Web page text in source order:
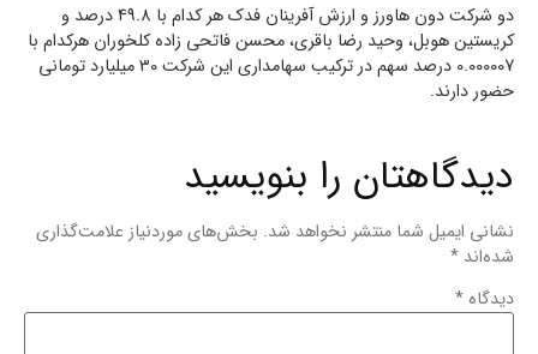
دو شرکت دون هاورز و ارزش آفرینان فدک هر کدام با 49.8 درصد و
کریستین هوبل، وحید رضا باقری، محسن فاتحی زاده کلخوران هرکدام با
0.000007 درصد سهم در ترکیب سهامداری این شرکت 30 میلیارد تومانی
حضور دارند.
دیدگاهتان را بنویسید
نشانی ایمیل شما منتشر نخواهد شد. بخش‌های موردنیاز علامت‌گذاری
شده‌اند *
دیدگاه *